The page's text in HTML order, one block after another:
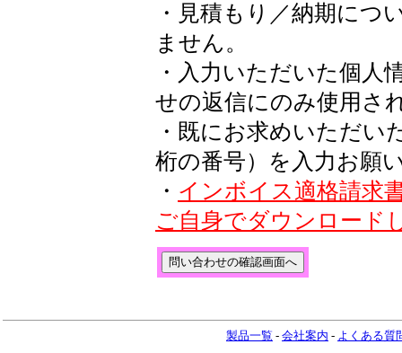
・見積もり／納期につ
ません。
・入力いただいた個人
せの返信にのみ使用さ
・既にお求めいただい
桁の番号）を入力お願
・ インボイス適格請求
ご自身でダウンロード
製品一覧 - 会社案内 - よくある質